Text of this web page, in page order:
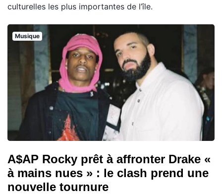
culturelles les plus importantes de l’île.
Musique
A$AP Rocky prêt à affronter Drake «
à mains nues » : le clash prend une
nouvelle tournure